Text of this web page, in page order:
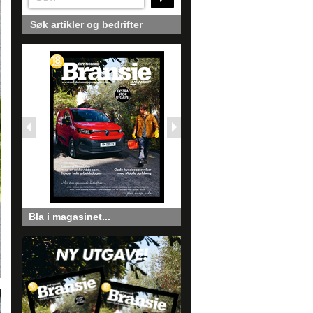
Søk artikler og bedrifter
Bla i magasinet...